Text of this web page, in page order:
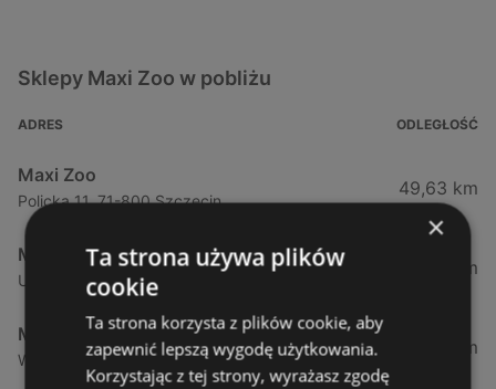
Sklepy Maxi Zoo w pobliżu
ADRES ODLEGŁOŚĆ
Maxi Zoo
Policka 11, 71-800 Szczecin
49,63 km
Maxi Zoo
Ul. Mieszka I63, 71-011 Szczecin
57,26 km
Maxi Zoo
Wiosenna 76, 70-807 Szczecin
63,12 km
×
Ta strona używa plików
cookie
Ta strona korzysta z plików cookie, aby
zapewnić lepszą wygodę użytkowania.
Korzystając z tej strony, wyrażasz zgodę